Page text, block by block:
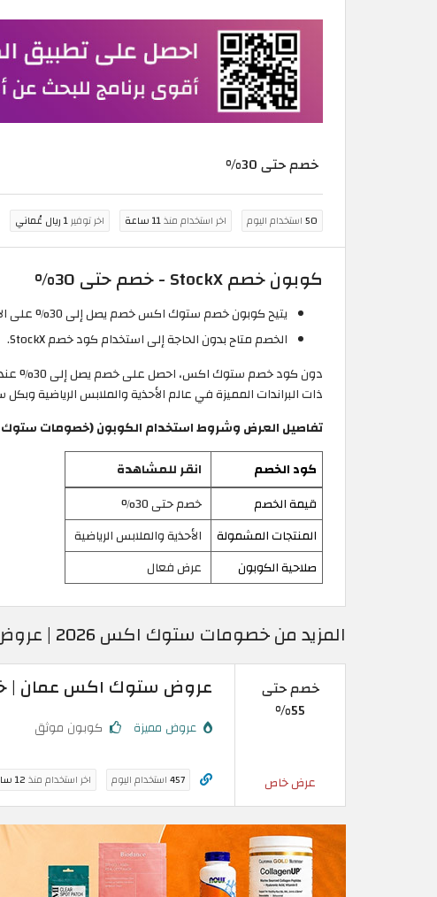
خصم حتى 30%
50استخدام اليوم اخر استخدام منذ11 ساعة اخر توفير1 ريال عُماني
كوبون خصم StockX - خصم حتى 30%
يتيح كوبون خصم ستوك اكس خصم يصل إلى 30% على الأحذية والملابس الرياضية.
الخصم متاح بدون الحاجة إلى استخدام كود خصم StockX.
دون
ذات البراندات المميزة في عالم الأحذية والملابس الرياضية
تفاصيل العرض وشروط استخدام الكوبون (خصومات ستوك
كود الخصم
انقر للمشاهدة
قيمة الخصم
خصم حتى 30%
المنتجات المشمولة
الأحذية والملابس الرياضية
صلاحية الكوبون
عرض فعال
المزيد من خصومات ستوك اكس 2026 | عروض ستوك اكس القوية
خصم حتى
55%
عرض خاص
عروض ستوك اكس عمان | خصم
عروض مميزة كوبون موثق
457استخدام اليوم اخر استخدام منذ12 ساعة